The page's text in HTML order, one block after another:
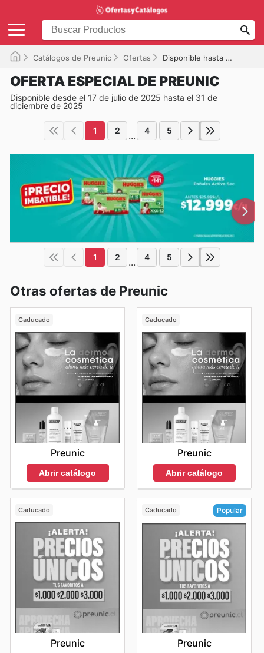
Catálogos de Preunic Ofertas Disponible hasta el 31-12-2025
OFERTA ESPECIAL DE PREUNIC
Disponible desde el 17 de julio de 2025 hasta el 31 de
diciembre de 2025
1 2 ... 4 5
1 2 ... 4 5
Otras ofertas de Preunic
Caducado
Preunic
Abrir catálogo
Caducado
Preunic
Abrir catálogo
Caducado
Preunic
Caducado Popular
Preunic